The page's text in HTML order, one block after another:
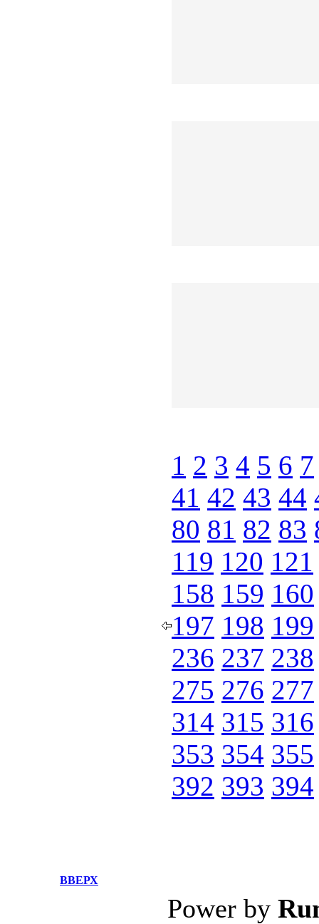
1 2 3 4 5 6 7
41 42 43 44
80 81 82 83
119 120 121
158 159 160
197 198 199
236 237 238
275 276 277
314 315 316
353 354 355
392 393 394
ВВЕРХ
Power by